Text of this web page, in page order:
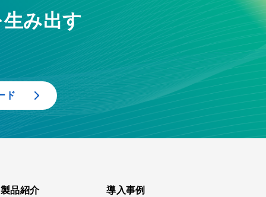
み出す
ド
製品紹介 導入事例